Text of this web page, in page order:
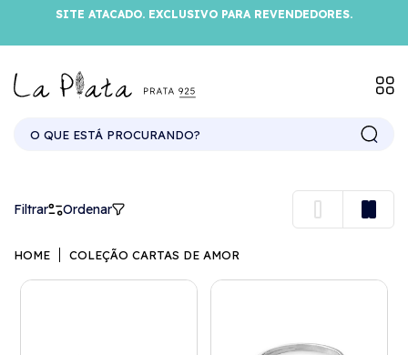
SITE ATACADO. EXCLUSIVO PARA REVENDEDORES.
Filtrar Ordenar
HOME COLEÇÃO CARTAS DE AMOR